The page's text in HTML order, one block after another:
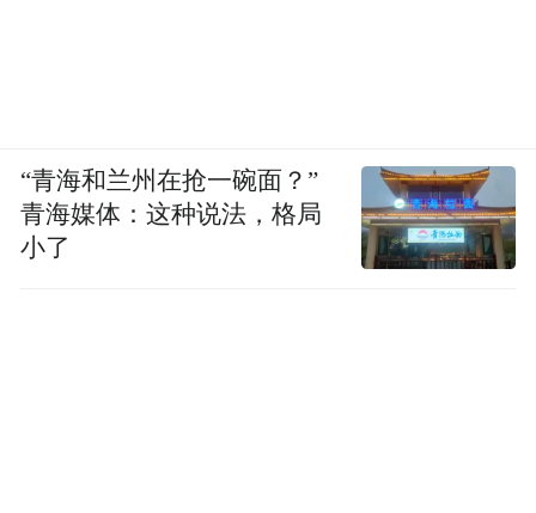
“青海和兰州在抢一碗面？”
青海媒体：这种说法，格局
小了